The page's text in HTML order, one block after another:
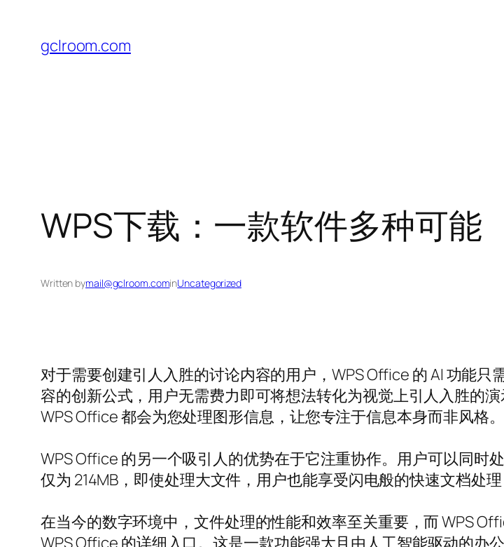
content
gclroom.com
WPS下载：一款软件多种可能
Written bymail@gclroom.cominUncategorized
对于需要创建引人入胜的讨论内容的用户，WPS Office 的 AI 功能
容的创新公式，用户无需费力即可将想法转化为视觉上引人入胜的
WPS Office 都会为您处理图形信息，让您专注于信息本身而非风格。
WPS Office 的另一个吸引人的优势在于它注重协作。用户可以同时
仅为 214MB，即使处理大文件，用户也能享受闪电般的快速文档处理
在当今的数字环境中，文件处理的性能和效率至关重要，而 WPS